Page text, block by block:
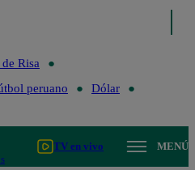
Risa
peruano
Dólar
TV en vivo MENÚ